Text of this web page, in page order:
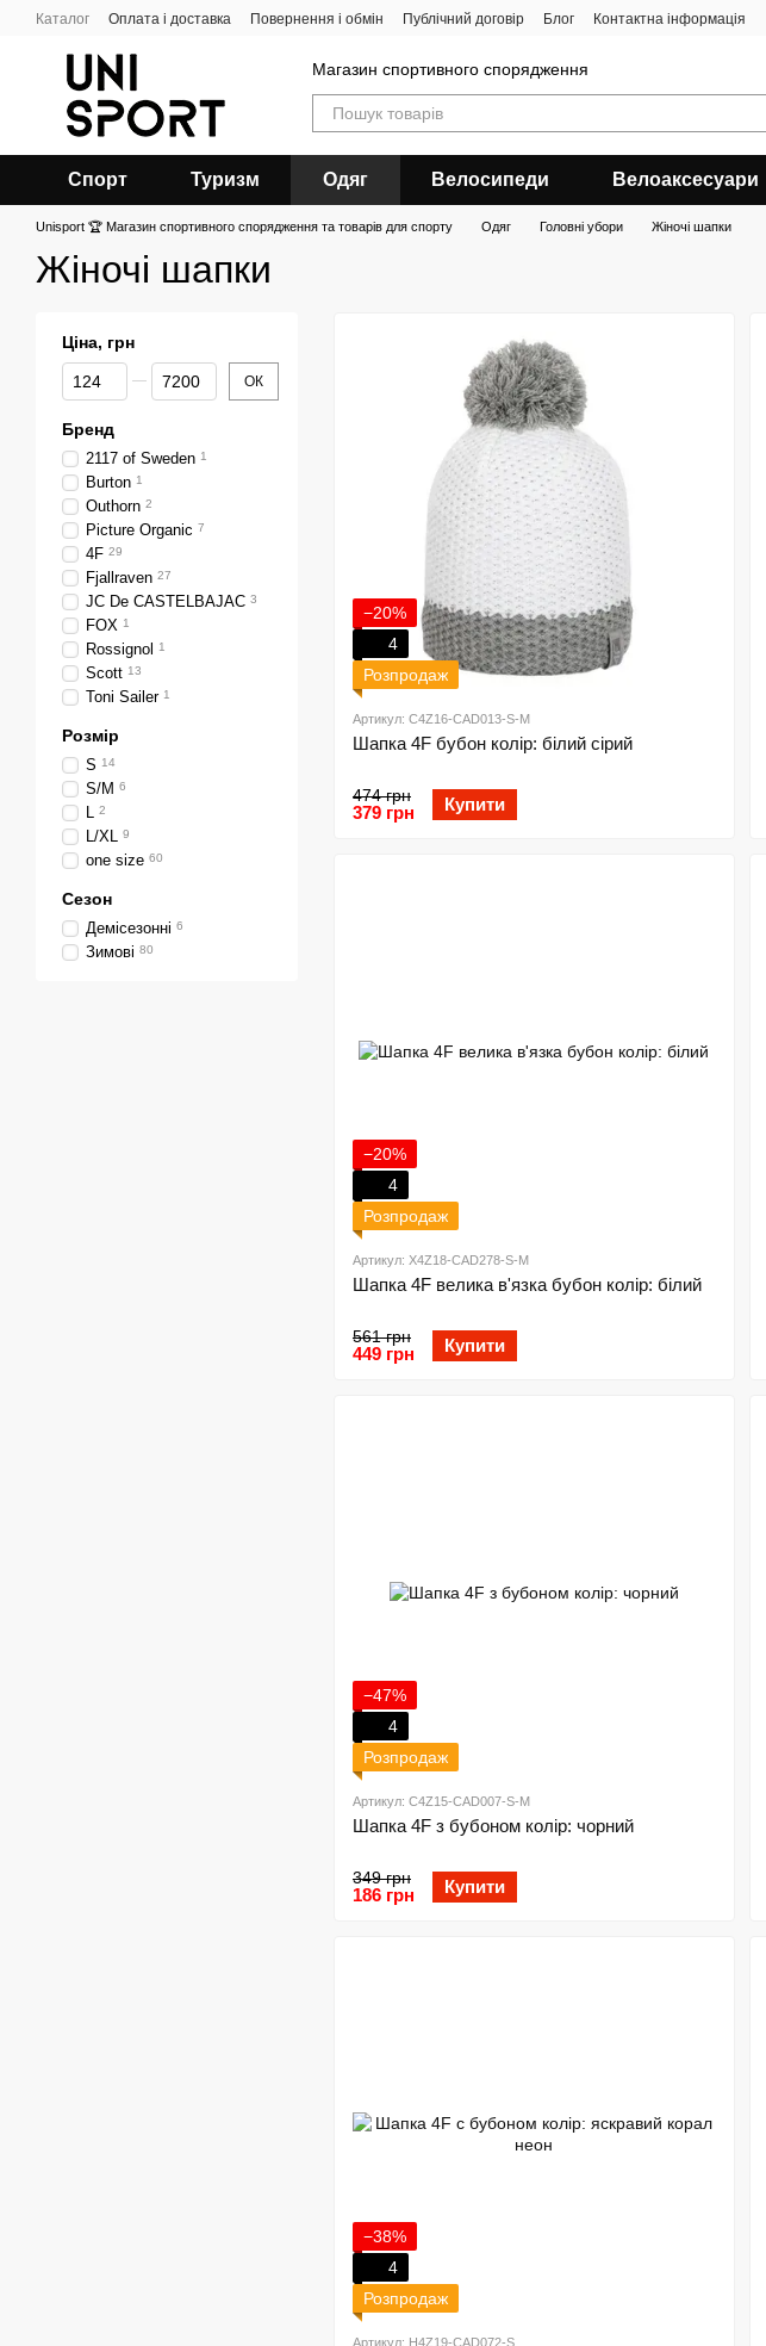
Перейти до основного контенту
Каталог Оплата і доставка Повернення і обмін Публічний договір Блог Контактна інформація
Магазин спортивного спорядження
Спорт Туризм Одяг Велосипеди Велоаксесуари
Unisport 🏆 Магазин спортивного спорядження та товарів для спорту Одяг Головні убори Жіночі шапки
Жіночі шапки
−20%
4
Розпродаж
Артикул: C4Z16-CAD013-S-M
Шапка 4F бубон колір: білий сірий
474 грн
379 грн Купити
−20%
4
Розпродаж
Артикул: X4Z18-CAD278-S-M
Шапка 4F велика в'язка бубон колір: білий
561 грн
449 грн Купити
−47%
4
Розпродаж
Артикул: C4Z15-CAD007-S-M
Шапка 4F з бубоном колір: чорний
349 грн
186 грн Купити
−38%
4
Розпродаж
Артикул: H4Z19-CAD072-S
Ціна, грн
Від Ціна, грн
До Ціна, грн ОК
Бренд
2117 of Sweden 1
Burton 1
Outhorn 2
Picture Organic 7
4F 29
Fjallraven 27
JC De CASTELBAJAC 3
FOX 1
Rossignol 1
Scott 13
Toni Sailer 1
Розмір
S 14
S/M 6
L 2
L/XL 9
one size 60
Сезон
Демісезонні 6
Зимові 80